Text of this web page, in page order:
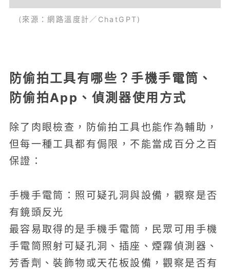
(來源：網路溫度計／ChatGPT)
防偷拍工具有哪些？手機手電筒、
防偷拍App、偵測器使用方式
除了肉眼檢查，防偷拍工具也能作為輔助，
但每一種工具都有侷限，不能當成百分之百
保證：
手機手電筒：照可疑孔洞與設備，觀察是否
有鏡頭反光
最容易取得的是手機手電筒，民眾可用手機
手電筒照射可疑孔洞、插座、煙霧偵測器、
芳香劑、裝飾物或天花板設備，觀察是否有